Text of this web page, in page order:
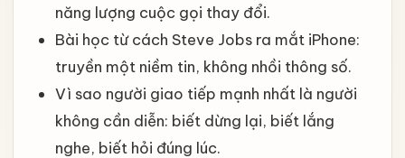
năng lượng cuộc gọi thay đổi.
Bài học từ cách Steve Jobs ra mắt iPhone:
truyền một niềm tin, không nhồi thông số.
Vì sao người giao tiếp mạnh nhất là người
không cần diễn: biết dừng lại, biết lắng
nghe, biết hỏi đúng lúc.